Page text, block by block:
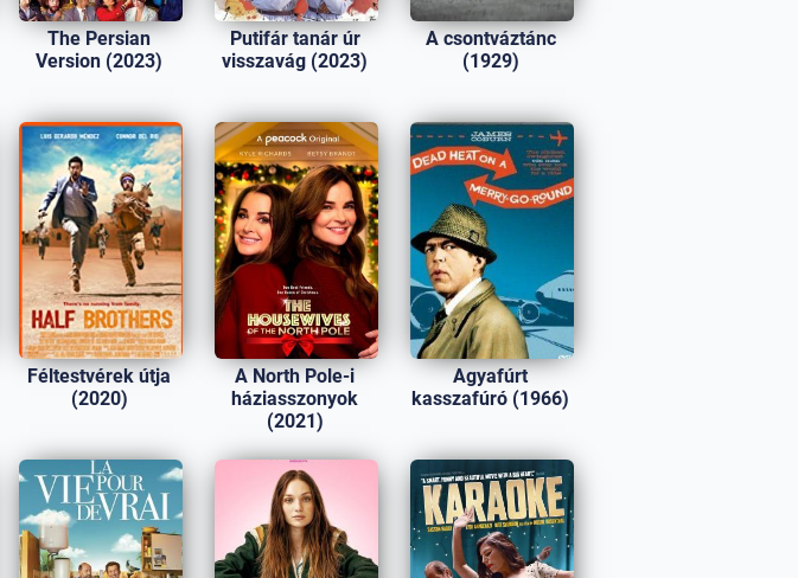
The Persian
Version (2023)
Putifár tanár úr
visszavág (2023)
A csontváztánc
(1929)
Féltestvérek útja
(2020)
A North Pole-i
háziasszonyok
(2021)
Agyafúrt
kasszafúró (1966)